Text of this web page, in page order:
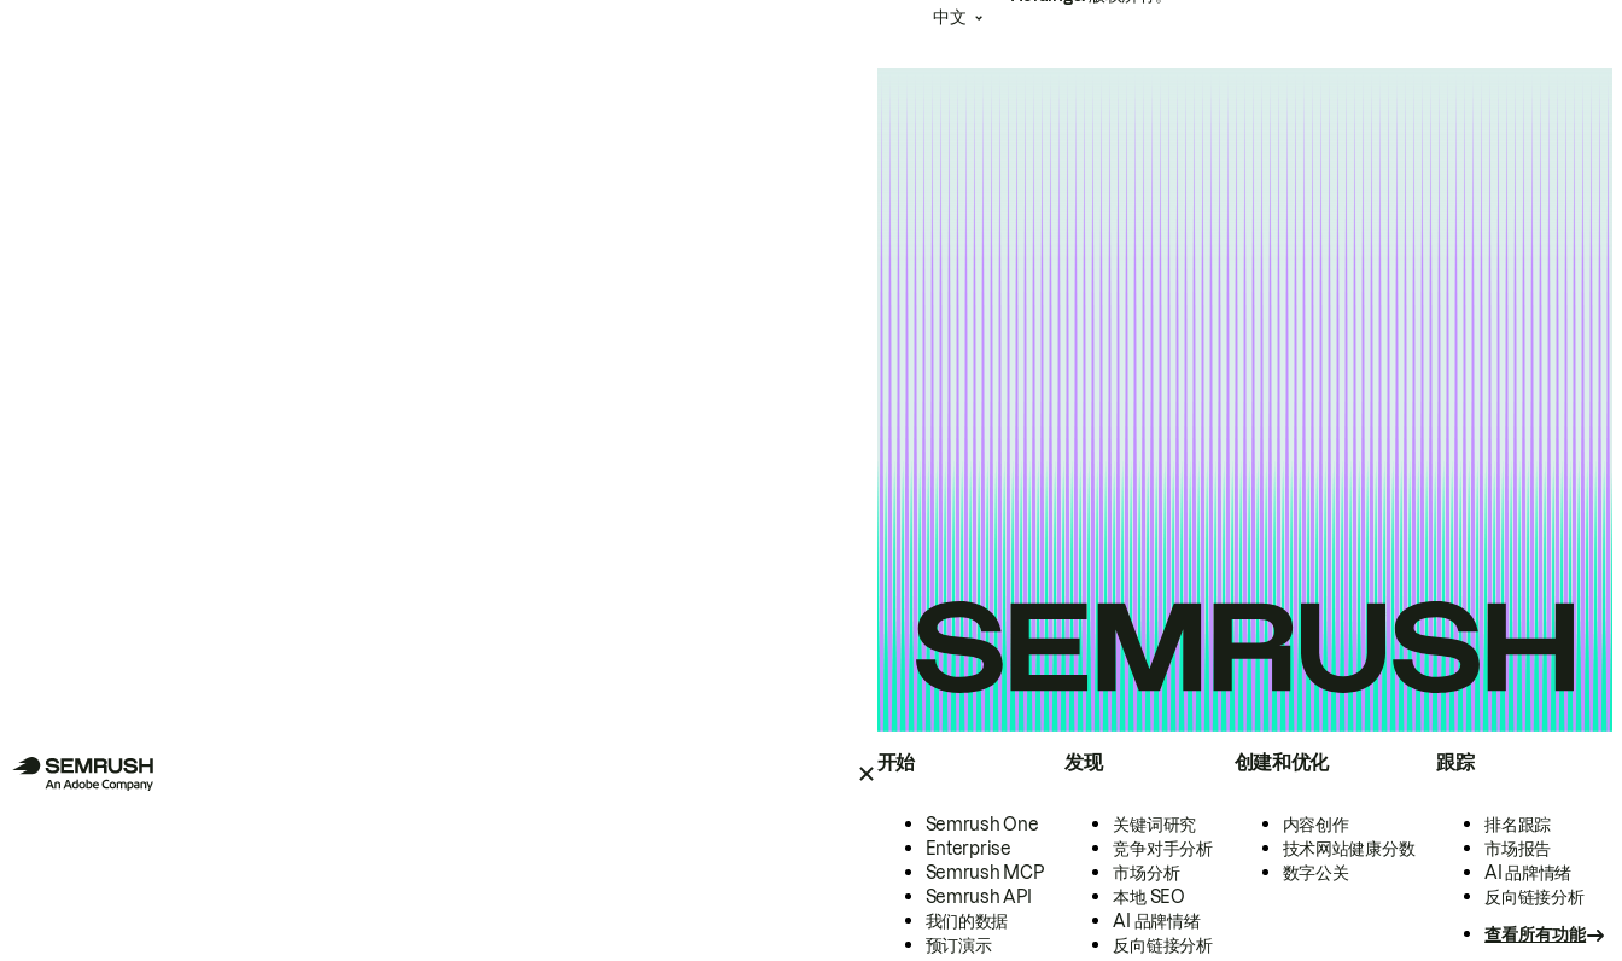
开始
Semrush One
Enterprise
Semrush MCP
Semrush API
我们的数据
预订演示
发现
关键词研究
竞争对手分析
市场分析
本地 SEO
AI 品牌情绪
反向链接分析
创建和优化
内容创作
技术网站健康分数
数字公关
跟踪
排名跟踪
市场报告
AI 品牌情绪
反向链接分析
查看所有功能
中文